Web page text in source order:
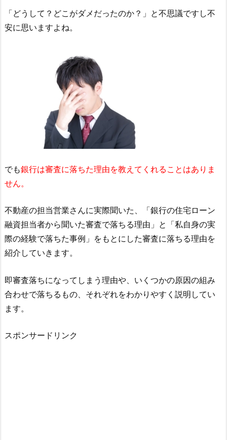
「どうして？どこがダメだったのか？」と不思議ですし不
安に思いますよね。
でも銀行は審査に落ちた理由を教えてくれることはありま
せん。
不動産の担当営業さんに実際聞いた、「銀行の住宅ローン
融資担当者から聞いた審査で落ちる理由」と「私自身の実
際の経験で落ちた事例」をもとにした審査に落ちる理由を
紹介していきます。
即審査落ちになってしまう理由や、いくつかの原因の組み
合わせで落ちるもの、それぞれをわかりやすく説明してい
ます。
スポンサードリンク